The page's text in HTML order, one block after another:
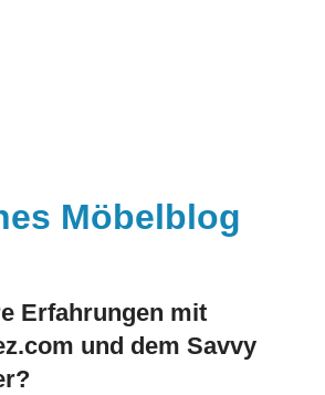
Möbelblog
Erfahrungen mit
und dem Savvy